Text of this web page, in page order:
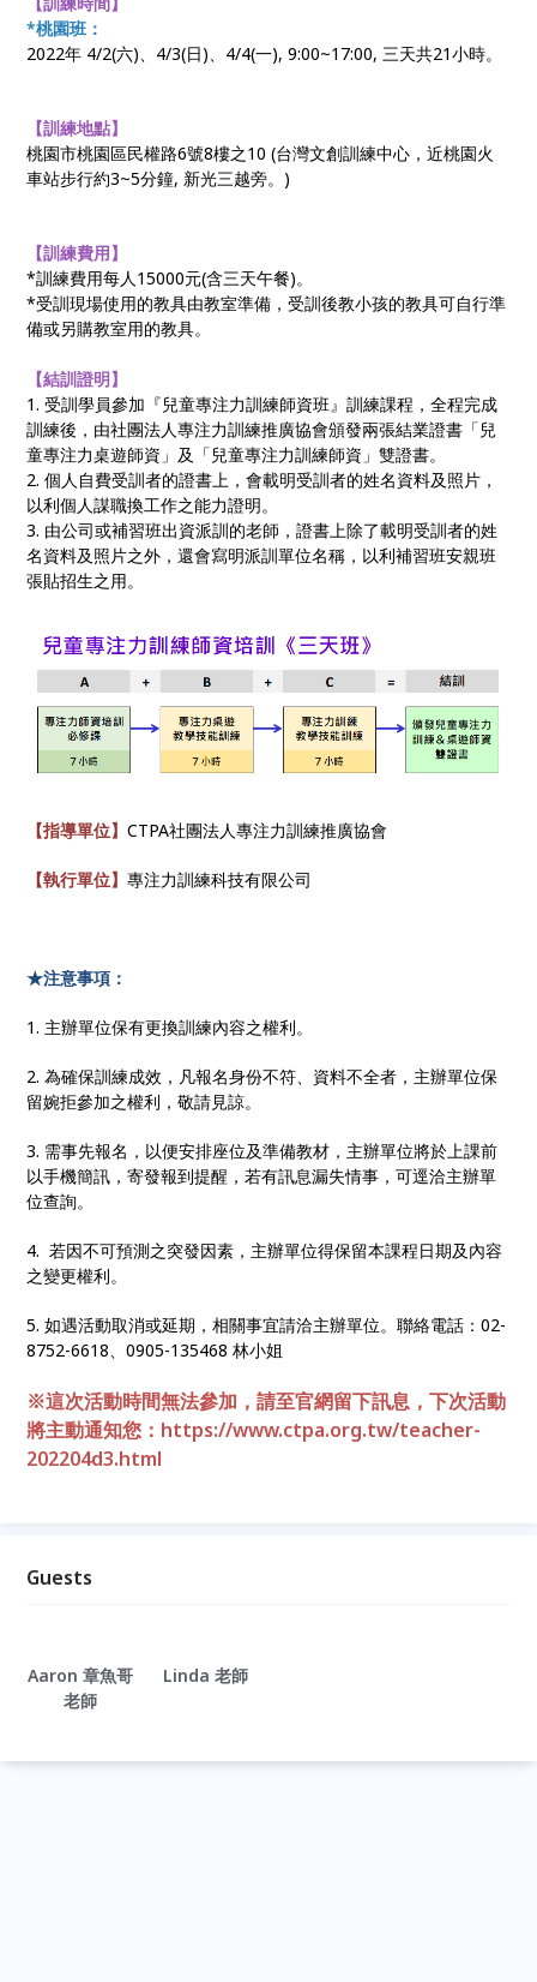
*桃園班：
2022年 4/2(六)、4/3(日)、4/4(一), 9:00~17:00, 三天共21小時。
【訓練地點】
桃園市桃園區民權路6號8樓之10 (台灣文創訓練中心，近桃園火
車站步行約3~5分鐘, 新光三越旁。)
【訓練費用】
*訓練費用每人15000元(含三天午餐)。
*受訓現場使用的教具由教室準備，受訓後教小孩的教具可自行準
備或另購教室用的教具。
【結訓證明】
1. 受訓學員參加『兒童專注力訓練師資班』訓練課程，全程完成
訓練後，由社團法人專注力訓練推廣協會頒發兩張結業證書「兒
童專注力桌遊師資」及「兒童專注力訓練師資」雙證書。
2. 個人自費受訓者的證書上，會載明受訓者的姓名資料及照片，
以利個人謀職換工作之能力證明。
3. 由公司或補習班出資派訓的老師，證書上除了載明受訓者的姓
名資料及照片之外，還會寫明派訓單位名稱，以利補習班安親班
張貼招生之用。
【指導單位】CTPA社團法人專注力訓練推廣協會
【執行單位】專注力訓練科技有限公司
★注意事項：
1. 主辦單位保有更換訓練內容之權利。
2. 為確保訓練成效，凡報名身份不符、資料不全者，主辦單位保
留婉拒參加之權利，敬請見諒。
3. 需事先報名，以便安排座位及準備教材，主辦單位將於上課前
以手機簡訊，寄發報到提醒，若有訊息漏失情事，可逕洽主辦單
位查詢。
4. 若因不可預測之突發因素，主辦單位得保留本課程日期及內容
之變更權利。
5. 如遇活動取消或延期，相關事宜請洽主辦單位。聯絡電話：02-
8752-6618、0905-135468 林小姐
※這次活動時間無法參加，請至官網留下訊息，下次活動
將主動通知您： https://www.ctpa.org.tw/teacher-
202204d3.html
Guests
Aaron 章魚哥
老師
Linda 老師